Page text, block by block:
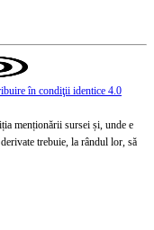
în condiţii identice 4.0
menționării sursei și, unde e
trebuie, la rândul lor, să